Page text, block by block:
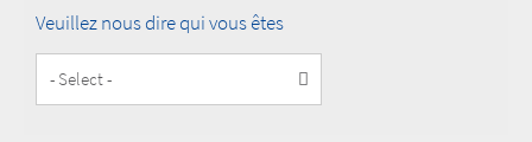
Veuillez nous dire qui vous êtes
Type